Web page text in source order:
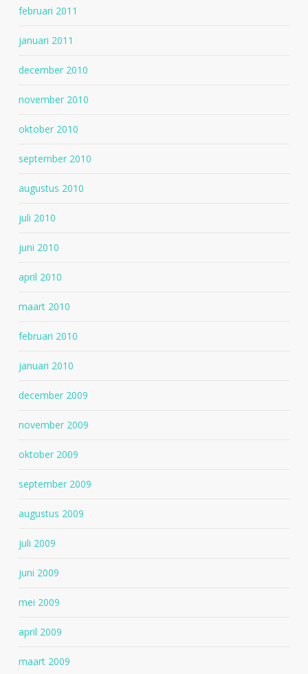
februari 2011
januari 2011
december 2010
november 2010
oktober 2010
september 2010
augustus 2010
juli 2010
juni 2010
april 2010
maart 2010
februari 2010
januari 2010
december 2009
november 2009
oktober 2009
september 2009
augustus 2009
juli 2009
juni 2009
mei 2009
april 2009
maart 2009